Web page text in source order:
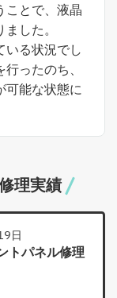
ことで、液晶
した。
いる状況でし
ったのち、
可能な状態に
理実績
日
トパネル修理